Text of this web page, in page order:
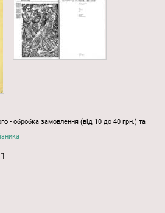
- обробка замовлення (від 10 до 40 грн.) та
1